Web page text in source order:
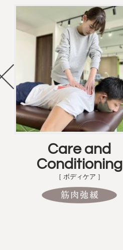
Care and
Conditioning
［ ボディケア ］